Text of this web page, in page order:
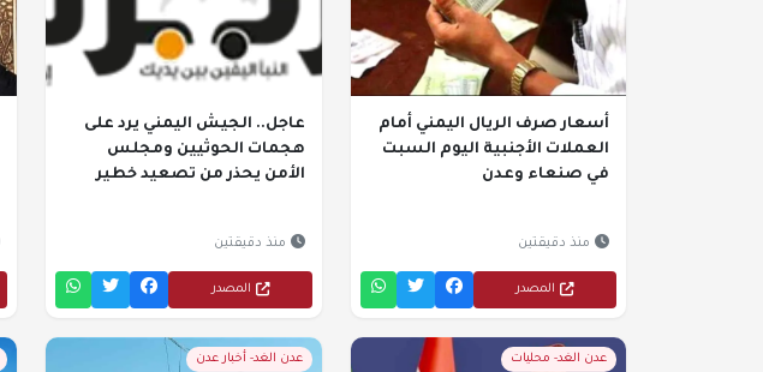
أسعار صرف الريال اليمني أمام
العملات الأجنبية اليوم السبت
في صنعاء وعدن
منذ دقيقتين
المصدر
عاجل.. الجيش اليمني يرد على
هجمات الحوثيين ومجلس
الأمن يحذر من تصعيد خطير
منذ دقيقتين
المصدر
عدن الغد- محليات عدن الغد- أخبار عدن